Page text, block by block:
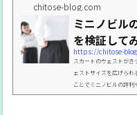
chitose-blog.com
ミニノビル
を検証して
https://chitose-
スカートのウェストがき
ェストサイズを広げられ
ことでミニノビルの評判
おきますね～ミニノビル